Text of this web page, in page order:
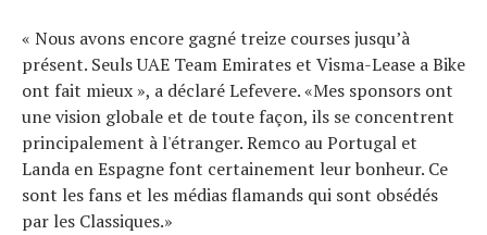
« Nous avons encore gagné treize courses jusqu’à
présent. Seuls UAE Team Emirates et Visma-Lease a Bike
ont fait mieux », a déclaré Lefevere. «Mes sponsors ont
une vision globale et de toute façon, ils se concentrent
principalement à l'étranger. Remco au Portugal et
Landa en Espagne font certainement leur bonheur. Ce
sont les fans et les médias flamands qui sont obsédés
par les Classiques.»